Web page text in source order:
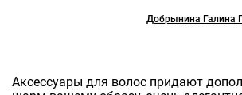
Добрынина Галина
Аксессуары для волос придают